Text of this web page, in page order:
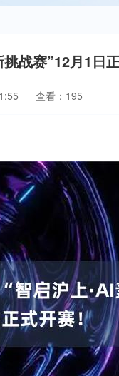
战赛”12月1日
查看：195